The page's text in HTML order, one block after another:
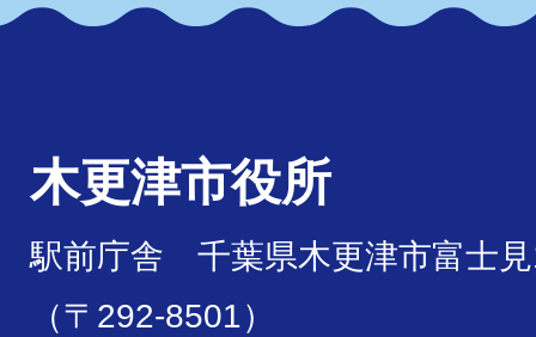
木更津市役所
駅前庁舎 千葉県木更津市富士
（〒292-8501）